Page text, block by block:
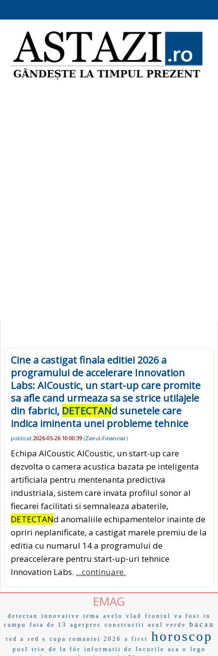
Cine a castigat finala editiei 2026 a
programului de accelerare Innovation
Labs: AICoustic, un start-up care promite
sa afle cand urmeaza sa se strice utilajele
din fabrici, DETECTANd sunetele care
indica iminenta unei probleme tehnice
publicat 2026-05-26 10:00:39 (Ziarul-Financiar)
Echipa AICoustic AICoustic, un start-up care
dezvolta o camera acustica bazata pe inteligenta
artificiala pentru mentenanta predictiva
industriala, sistem care invata profilul sonor al
fiecarei facilitati si semnaleaza abaterile,
DETECTANd anomaliile echipamentelor inainte de
opriri neplanificate, a castigat marele premiu de la
editia cu numarul 14 a programului de
preaccelerare pentru start-up-uri tehnice
Innovation Labs. ...continuare.
EMAG
detectan innovative tema avelo vlad frontul va fost
in
campu
fata de 13 agerpres constructii asul verde bacau
red a red s cupa romaniei 2026 a first horoscop
pusl trio de la fór informatii de locurile aca o
lego